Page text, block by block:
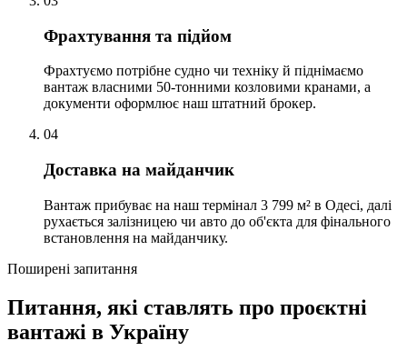
Фрахтування та підйом
Фрахтуємо потрібне судно чи техніку й піднімаємо
вантаж власними 50-тонними козловими кранами, а
документи оформлює наш штатний брокер.
04
Доставка на майданчик
Вантаж прибуває на наш термінал 3 799 м² в Одесі, далі
рухається залізницею чи авто до об'єкта для фінального
встановлення на майданчику.
Поширені запитання
Питання, які ставлять про проєктні
вантажі в Україну